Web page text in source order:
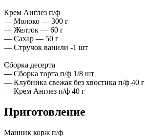
Крем Англез п/ф
— Молоко — 300 г
— Желток — 60 г
— Сахар — 50 г
— Стручок ванили -1 шт
Сборка десерта
— Сборка торта п/ф 1/8 шт
— Клубника свежая без хвостика п/ф 40 г
— Крем Англез п/ф 40 г
Приготовление
Манник корж п/ф